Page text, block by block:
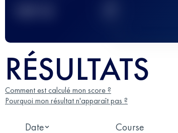
RÉSULTATS
Comment est calculé mon score ?
Pourquoi mon résultat n'apparaît pas ?
Date Course